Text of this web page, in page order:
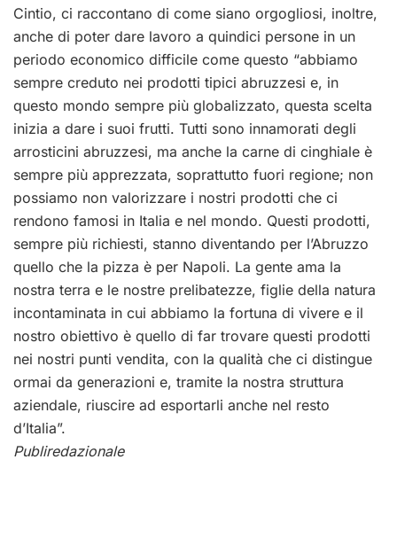
Cintio, ci raccontano di come siano orgogliosi, inoltre,
anche di poter dare lavoro a quindici persone in un
periodo economico difficile come questo “abbiamo
sempre creduto nei prodotti tipici abruzzesi e, in
questo mondo sempre più globalizzato, questa scelta
inizia a dare i suoi frutti. Tutti sono innamorati degli
arrosticini abruzzesi, ma anche la carne di cinghiale è
sempre più apprezzata, soprattutto fuori regione; non
possiamo non valorizzare i nostri prodotti che ci
rendono famosi in Italia e nel mondo. Questi prodotti,
sempre più richiesti, stanno diventando per l’Abruzzo
quello che la pizza è per Napoli. La gente ama la
nostra terra e le nostre prelibatezze, figlie della natura
incontaminata in cui abbiamo la fortuna di vivere e il
nostro obiettivo è quello di far trovare questi prodotti
nei nostri punti vendita, con la qualità che ci distingue
ormai da generazioni e, tramite la nostra struttura
aziendale, riuscire ad esportarli anche nel resto
d’Italia”.
Publiredazionale